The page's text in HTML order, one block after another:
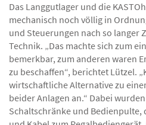
Das Langgutlager und die
mechanisch noch völlig in
und Steuerungen nach so langer
Technik. „Das machte sich zum
bemerkbar, zum anderen waren
zu beschaffen“, berichtet Lützel.
wirtschaftliche Alternative zu
beider Anlagen an.“ Dabei
Schaltschränke und